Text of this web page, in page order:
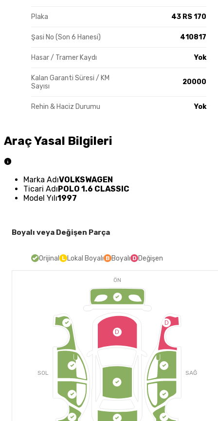
Plaka 43 RS 170
Şasi No (Son 6 Hanesi) 410817
Hasar / Tramer Kaydı Yok
Kalan Garanti Süresi / KM
Sayısı
20000
Rehin & Haciz Durumu Yok
Araç Yasal Bilgileri
Marka AdıVOLKSWAGEN
Ticari AdıPOLO 1.6 CLASSIC
Model Yılı1997
Boyalı veya Değişen Parça
Orijinal L Lokal Boyalı B Boyalı D Değişen
ÖN
SOL
D
D
SAĞ